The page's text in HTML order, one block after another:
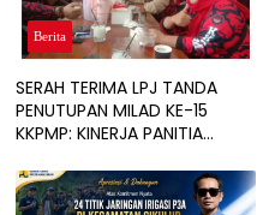
Berita
SERAH TERIMA LPJ TANDA
PENUTUPAN MILAD KE-15
KKPMP: KINERJA PANITIA
BERSIH DARI MASALAH
KEUANGAN